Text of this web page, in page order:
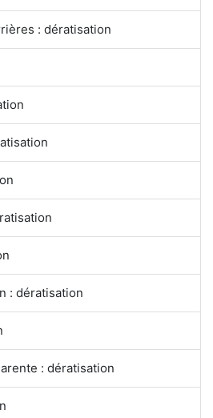
: dératisation
: dératisation
: dératisation